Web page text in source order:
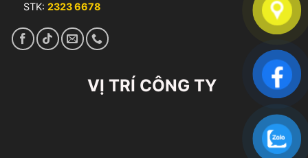
STK: 2323 6678
VỊ TRÍ CÔNG TY